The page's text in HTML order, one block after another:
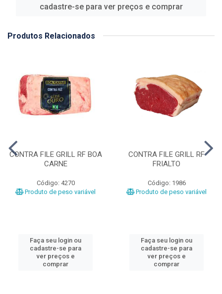
cadastre-se para ver preços e comprar
Produtos Relacionados
CONTRA FILE GRILL RF BOA
CARNE
Código: 4270
Produto de peso variável
Faça seu login ou
cadastre-se para
ver preços e
comprar
CONTRA FILE GRILL RF
FRIALTO
Código: 1986
Produto de peso variável
Faça seu login ou
cadastre-se para
ver preços e
comprar